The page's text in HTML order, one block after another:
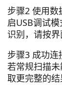
步骤2 使用
启USB调试
识别，请按界
步骤3 成功连
若常规扫描
取更完整的结